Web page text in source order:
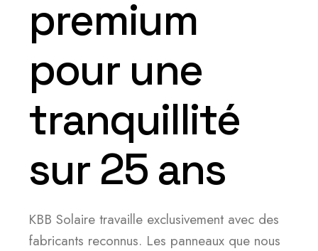
premium
pour une
tranquillité
sur 25 ans
KBB Solaire travaille exclusivement avec des
fabricants reconnus. Les panneaux que nous